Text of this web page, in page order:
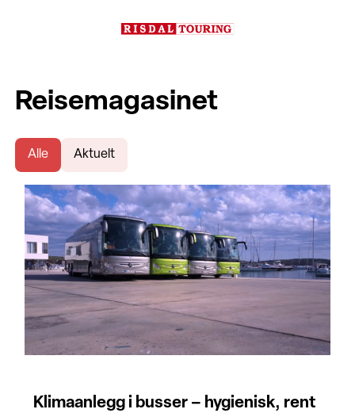
Reisemagasinet
Alle Aktuelt
Klimaanlegg i busser – hygienisk, rent